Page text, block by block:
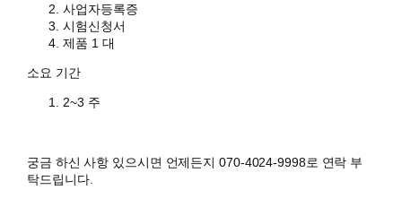
사업자등록증
시험신청서
제품 1 대
소요 기간
2~3 주
궁금 하신 사항 있으시면 언제든지 070-4024-9998로 연락 부
탁드립니다.